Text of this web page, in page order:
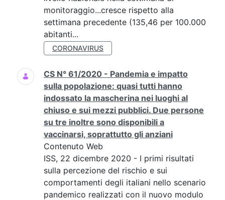
monitoraggio...cresce rispetto alla
settimana precedente (135,46 per 100.000
abitanti...
CORONAVIRUS
CS N° 61/2020 - Pandemia e impatto
sulla popolazione: quasi tutti hanno
indossato la mascherina nei luoghi al
chiuso e sui mezzi pubblici. Due persone
su tre inoltre sono disponibili a
vaccinarsi, soprattutto gli anziani
Contenuto Web
ISS, 22 dicembre 2020 - I primi risultati
sulla percezione del rischio e sui
comportamenti degli italiani nello scenario
pandemico realizzati con il nuovo modulo